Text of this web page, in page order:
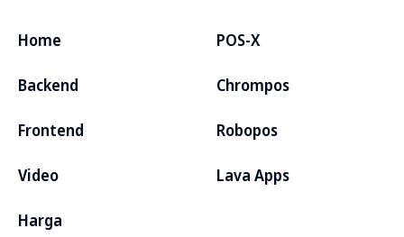
Home
Backend
Frontend
Video
Harga
POS-X
Chrompos
Robopos
Lava Apps